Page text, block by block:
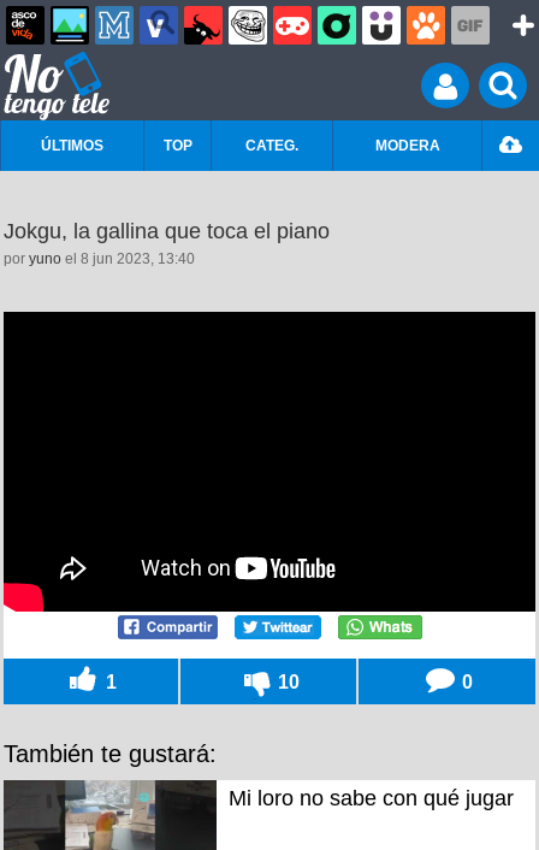
ÚLTIMOS TOP CATEG. MODERA
Jokgu, la gallina que toca el piano
por yuno el 8 jun 2023, 13:40
1 10 0
También te gustará:
Mi loro no sabe con qué jugar